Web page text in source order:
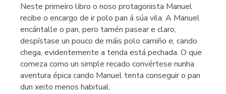
Neste primeiro libro o noso protagonista Manuel
recibe o encargo de ir polo pan á súa vila. A Manuel
encántalle o pan, pero tamén pasear e claro,
despístase un pouco de máis polo camiño e, cando
chega, evidentemente a tenda está pechada. O que
comeza como un simple recado convértese nunha
aventura épica cando Manuel tenta conseguir o pan
dun xeito menos habitual.